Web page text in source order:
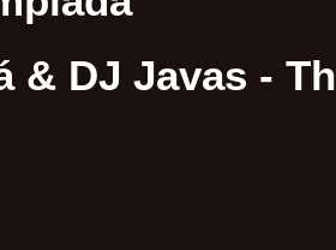
& DJ Javas -